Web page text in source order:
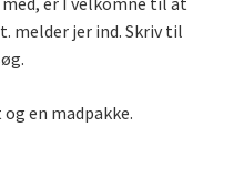
melder jer ind. Skriv til
en madpakke.